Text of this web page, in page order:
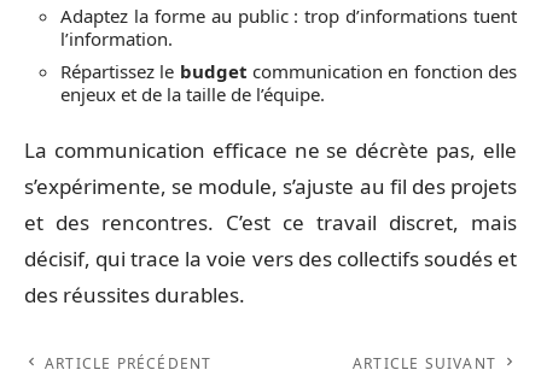
Adaptez la forme au public : trop d’informations tuent
l’information.
Répartissez le budget communication en fonction des
enjeux et de la taille de l’équipe.
La communication efficace ne se décrète pas, elle
s’expérimente, se module, s’ajuste au fil des projets
et des rencontres. C’est ce travail discret, mais
décisif, qui trace la voie vers des collectifs soudés et
des réussites durables.
ARTICLE PRÉCÉDENT ARTICLE SUIVANT